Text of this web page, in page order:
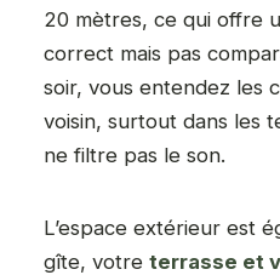
20 mètres, ce qui offre
correct mais pas
soir, vous entendez les
voisin, surtout dans les
ne filtre pas le son.
L’espace extérieur est
gîte, votre terrasse et